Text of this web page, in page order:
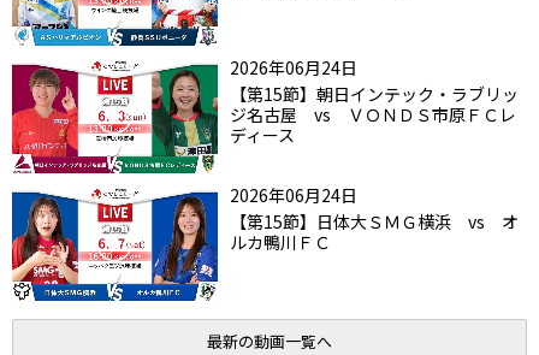
2026年06月24日
【第15節】朝日インテック・ラブリッ
ジ名古屋 vs ＶＯＮＤＳ市原ＦＣレ
ディース
2026年06月24日
【第15節】日体大ＳＭＧ横浜 vs オ
ルカ鴨川ＦＣ
最新の動画一覧へ